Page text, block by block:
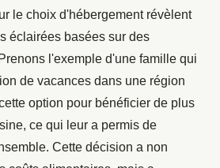
le choix d'hébergement révèlent
éclairées basées sur des
l'exemple d'une famille qui
de vacances dans une région
option pour bénéficier de plus
ce qui leur a permis de
Cette décision a non